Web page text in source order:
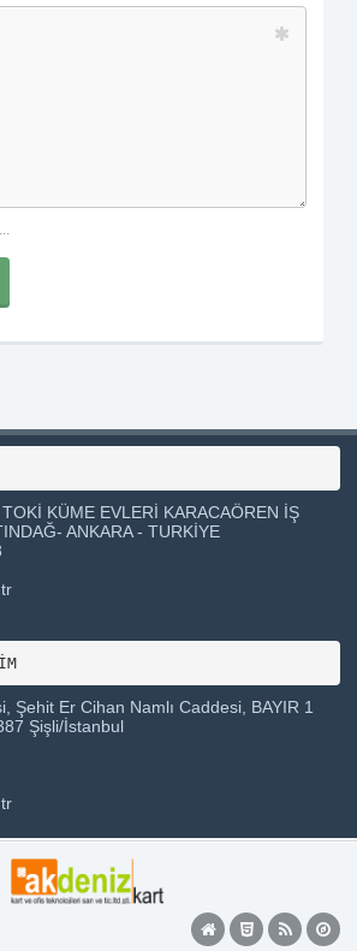
KÜME EVLERİ KARACAÖREN İŞ
ANKARA - TURKİYE
Şehit Er Cihan Namlı Caddesi, BAYIR 1
Şişli/İstanbul